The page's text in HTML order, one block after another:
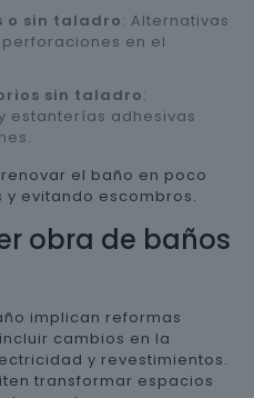
o sin taladro: Alternativas
en el
sin taladro:
estanterías adhesivas
el baño en poco
evitando escombros.
obra de baños
implican reformas
cambios en la
y revestimientos.
transformar espacios